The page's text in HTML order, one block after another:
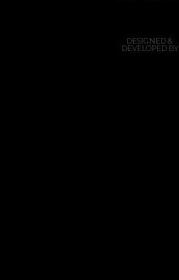
DESIGNED &
DEVELOPED BY